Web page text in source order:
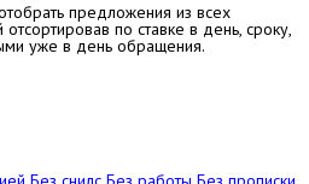
предложения из всех
по ставке в день, сроку,
уже в день обращения.